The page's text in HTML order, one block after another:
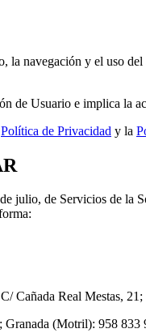
la navegación y el uso
Usuario e implica la
Política de Privacidad y la
julio, de Servicios de la
Cañada Real Mestas,
Granada (Motril): 958 833